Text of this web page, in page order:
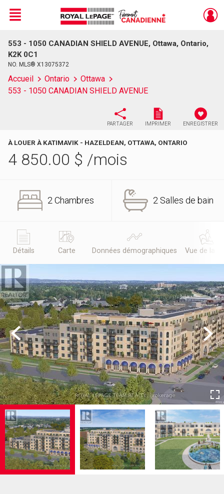
Live
En Direct
Menu
553 - 1050 CANADIAN SHIELD AVENUE, Ottawa, Ontario,
K2K 0C1
NO. MLS® X13075372
Accueil Ontario
Ottawa
553 - 1050 CANADIAN SHIELD AVENUE
PARTAGER IMPRIMER ENREGISTRER
À LOUER À KATIMAVIK - HAZELDEAN, OTTAWA, ONTARIO
4 850.00 $ /mois
2 Chambres 2 Salles de bain
Détails Carte Données démographiques Vue de la
Previous Next